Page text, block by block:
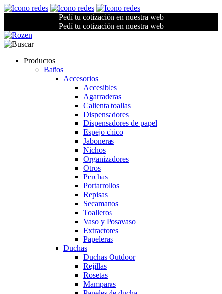
Pedí tu cotización en nuestra web
Pedí tu cotización en nuestra web
Productos
Baños
Accesorios
Accesibles
Agarraderas
Calienta toallas
Dispensadores
Dispensadores de papel
Espejo chico
Jaboneras
Nichos
Organizadores
Otros
Perchas
Portarrollos
Repisas
Secamanos
Toalleros
Vaso y Posavaso
Extractores
Papeleras
Duchas
Duchas Outdoor
Rejillas
Rosetas
Mamparas